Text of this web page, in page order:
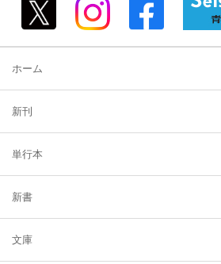
ホーム
新刊
単行本
新書
文庫